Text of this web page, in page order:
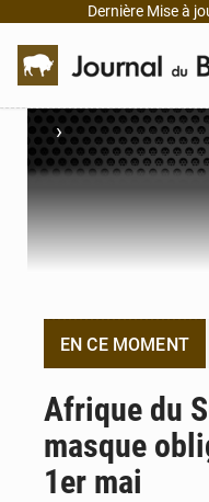
Dernière Mise à
›
EN CE MOMENT
Afrique du
masque
1er mai